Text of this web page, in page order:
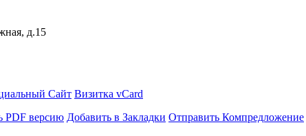
д.15
Сайт Визитка vCard
PDF версию Добавить в Закладки Отправить Компредложение